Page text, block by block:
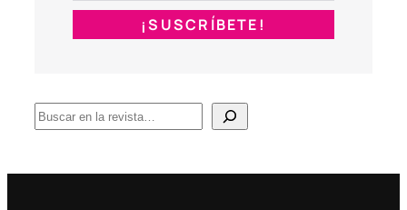
B
u
c